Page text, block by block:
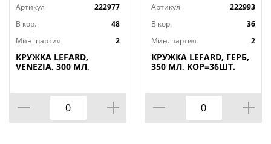
Артикул
222977
В кор.
48
Мин. партия
2
КРУЖКА LEFARD,
VENEZIA, 300 МЛ,
Артикул
222993
В кор.
36
Мин. партия
2
КРУЖКА LEFARD, ГЕРБ,
350 МЛ, КОР=36ШТ.